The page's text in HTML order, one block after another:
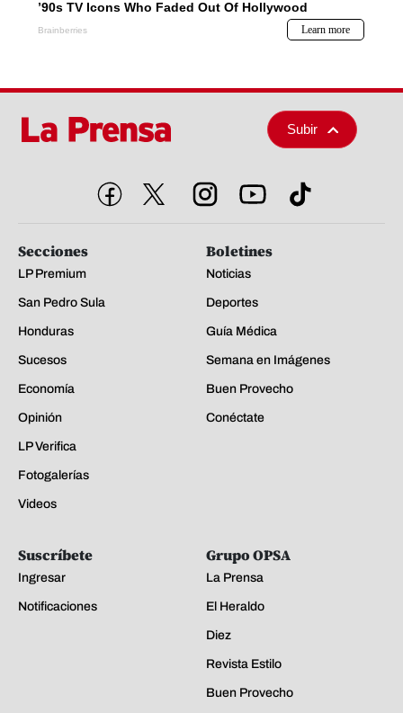
Subir
Secciones
LP Premium
San Pedro Sula
Honduras
Sucesos
Economía
Opinión
LP Verifica
Fotogalerías
Videos
Boletines
Noticias
Deportes
Guía Médica
Semana en Imágenes
Buen Provecho
Conéctate
Suscríbete
Ingresar
Notificaciones
Grupo OPSA
La Prensa
El Heraldo
Diez
Revista Estilo
Buen Provecho